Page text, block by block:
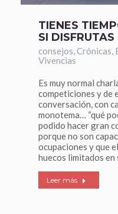
TIENES
SI
consejos,Crónicas,
Vivencias
Es muy normal
competiciones y de
conversación, con
monotema… “qué
podido hacer gran
porque no son
ocupaciones y que
huecos limitados en
Leer más